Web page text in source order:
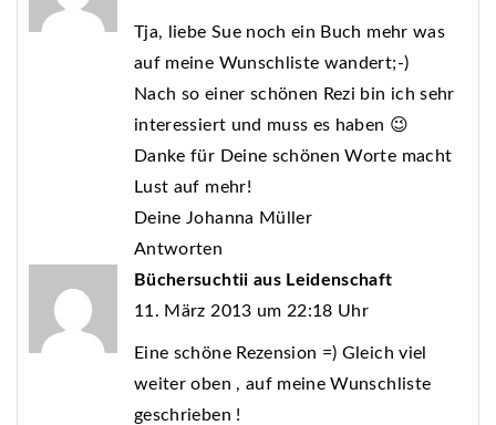
Tja, liebe Sue noch ein Buch mehr was
auf meine Wunschliste wandert;-)
Nach so einer schönen Rezi bin ich sehr
interessiert und muss es haben 😉
Danke für Deine schönen Worte macht
Lust auf mehr!
Deine Johanna Müller
Antworten
Büchersuchtii aus Leidenschaft
11. März 2013 um 22:18 Uhr
Eine schöne Rezension =) Gleich viel
weiter oben , auf meine Wunschliste
geschrieben !